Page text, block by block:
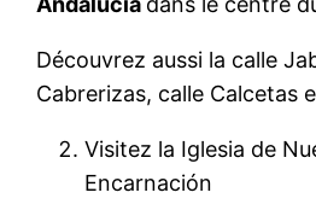
Découvrez aussi la calle
Cabrerizas, calle Calcetas
Visitez la Iglesia de
Encarnación